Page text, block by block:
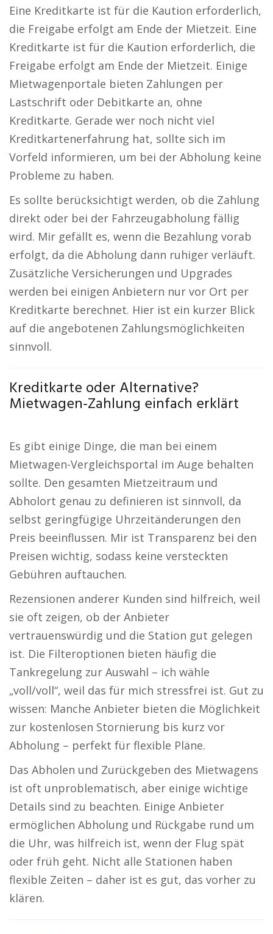
Eine Kreditkarte ist für die Kaution erforderlich,
die Freigabe erfolgt am Ende der Mietzeit. Eine
Kreditkarte ist für die Kaution erforderlich, die
Freigabe erfolgt am Ende der Mietzeit. Einige
Mietwagenportale bieten Zahlungen per
Lastschrift oder Debitkarte an, ohne
Kreditkarte. Gerade wer noch nicht viel
Kreditkartenerfahrung hat, sollte sich im
Vorfeld informieren, um bei der Abholung keine
Probleme zu haben.
Es sollte berücksichtigt werden, ob die Zahlung
direkt oder bei der Fahrzeugabholung fällig
wird. Mir gefällt es, wenn die Bezahlung vorab
erfolgt, da die Abholung dann ruhiger verläuft.
Zusätzliche Versicherungen und Upgrades
werden bei einigen Anbietern nur vor Ort per
Kreditkarte berechnet. Hier ist ein kurzer Blick
auf die angebotenen Zahlungsmöglichkeiten
sinnvoll.
Kreditkarte oder Alternative?
Mietwagen-Zahlung einfach erklärt
Es gibt einige Dinge, die man bei einem
Mietwagen-Vergleichsportal im Auge behalten
sollte. Den gesamten Mietzeitraum und
Abholort genau zu definieren ist sinnvoll, da
selbst geringfügige Uhrzeitänderungen den
Preis beeinflussen. Mir ist Transparenz bei den
Preisen wichtig, sodass keine versteckten
Gebühren auftauchen.
Rezensionen anderer Kunden sind hilfreich, weil
sie oft zeigen, ob der Anbieter
vertrauenswürdig und die Station gut gelegen
ist. Die Filteroptionen bieten häufig die
Tankregelung zur Auswahl – ich wähle
„voll/voll“, weil das für mich stressfrei ist. Gut zu
wissen: Manche Anbieter bieten die Möglichkeit
zur kostenlosen Stornierung bis kurz vor
Abholung – perfekt für flexible Pläne.
Das Abholen und Zurückgeben des Mietwagens
ist oft unproblematisch, aber einige wichtige
Details sind zu beachten. Einige Anbieter
ermöglichen Abholung und Rückgabe rund um
die Uhr, was hilfreich ist, wenn der Flug spät
oder früh geht. Nicht alle Stationen haben
flexible Zeiten – daher ist es gut, das vorher zu
klären.